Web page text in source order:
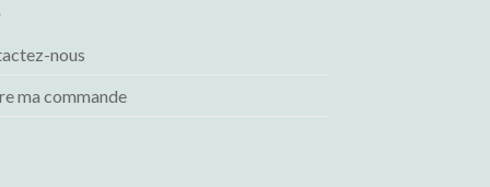
nous
ma commande